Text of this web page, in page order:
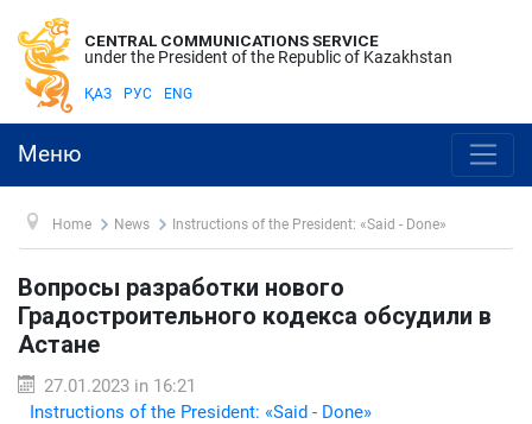
CENTRAL COMMUNICATIONS SERVICE
under the President of the Republic of Kazakhstan
ҚАЗ РУС ENG
Меню
Home News Instructions of the President: «Said - Done»
Вопросы разработки нового
Градостроительного кодекса обсудили в
Астане
27.01.2023 in 16:21
Instructions of the President: «Said - Done»